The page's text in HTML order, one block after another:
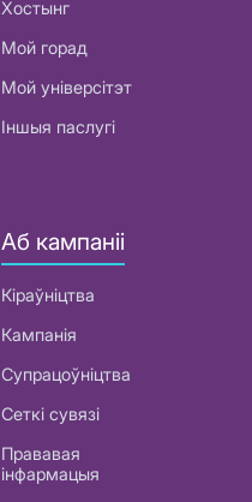
Хостынг
Мой горад
Мой універсітэт
Іншыя паслугі
Аб кампаніі
Кіраўніцтва
Кампанія
Супрацоўніцтва
Сеткі сувязі
Прававая
інфармацыя